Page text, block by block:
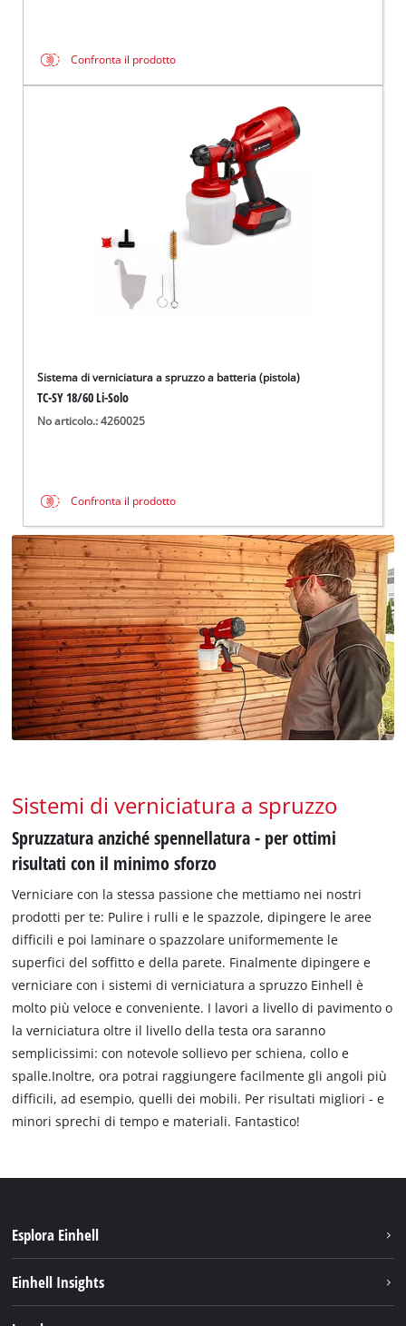
Confronta il prodotto
Sistema di verniciatura a spruzzo a batteria (pistola)
TC-SY 18/60 Li-Solo
No articolo.: 4260025
Confronta il prodotto
Sistemi di verniciatura a spruzzo
Spruzzatura anziché spennellatura - per ottimi
risultati con il minimo sforzo
Verniciare con la stessa passione che mettiamo nei nostri
prodotti per te: Pulire i rulli e le spazzole, dipingere le aree
difficili e poi laminare o spazzolare uniformemente le
superfici del soffitto e della parete. Finalmente dipingere e
verniciare con i sistemi di verniciatura a spruzzo Einhell è
molto più veloce e conveniente. I lavori a livello di pavimento o
la verniciatura oltre il livello della testa ora saranno
semplicissimi: con notevole sollievo per schiena, collo e
spalle.Inoltre, ora potrai raggiungere facilmente gli angoli più
difficili, ad esempio, quelli dei mobili. Per risultati migliori - e
minori sprechi di tempo e materiali. Fantastico!
Esplora Einhell
Einhell Insights